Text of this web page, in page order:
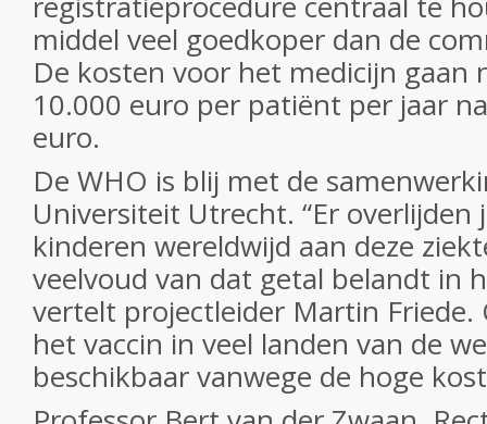
middel veel goedkoper dan de
De kosten voor het medicijn gaan
10.000 euro per patiënt per jaar
euro.
De WHO is blij met de
Universiteit Utrecht. “Er overlijden
kinderen wereldwijd aan deze
veelvoud van dat getal belandt in
vertelt projectleider Martin
het vaccin in veel landen van de
beschikbaar vanwege de hoge